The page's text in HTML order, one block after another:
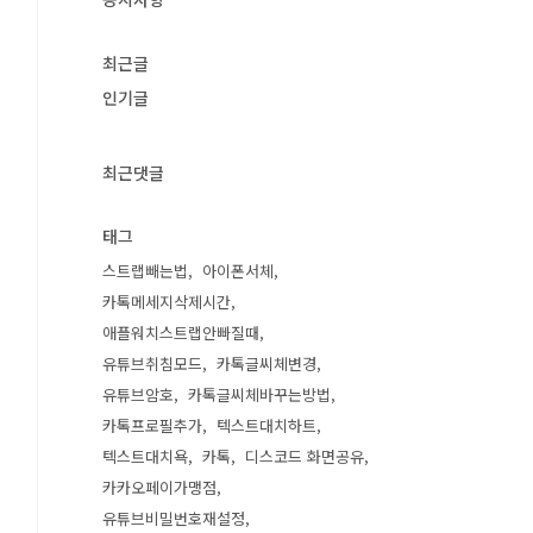
최근글
인기글
최근댓글
태그
스트랩빼는법
아이폰서체
카톡메세지삭제시간
애플워치스트랩안빠질때
유튜브취침모드
카톡글씨체변경
유튜브암호
카톡글씨체바꾸는방법
카톡프로필추가
텍스트대치하트
텍스트대치욕
카톡
디스코드 화면공유
카카오페이가맹점
유튜브비밀번호재설정